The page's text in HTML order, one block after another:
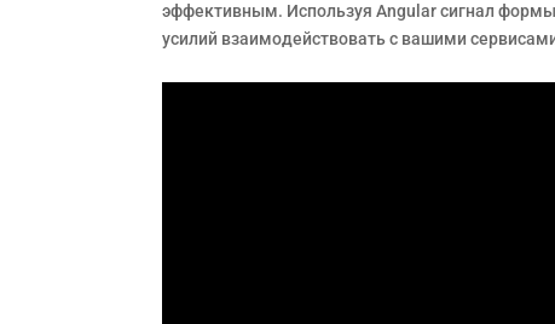
эффективным. Используя Angular сигнал
усилий взаимодействовать с вашими